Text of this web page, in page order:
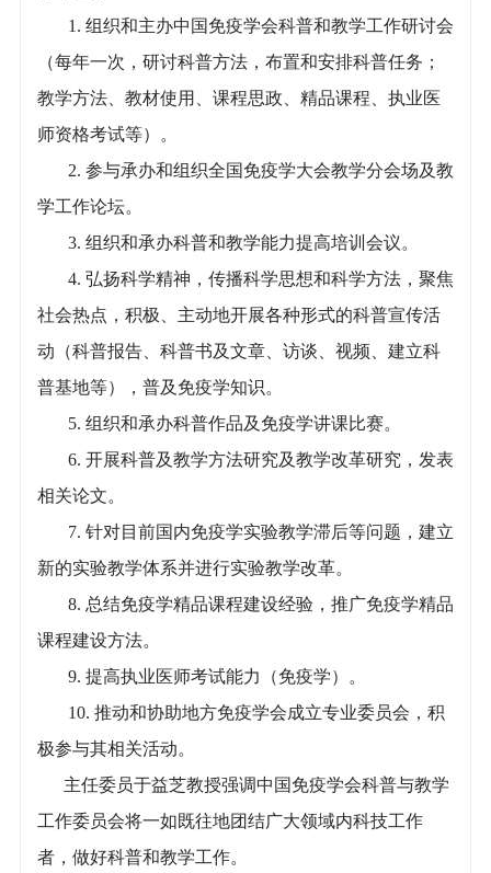
1. 组织和主办中国免疫学会科普和教学工作研讨会
（每年一次，研讨科普方法，布置和安排科普任务；
教学方法、教材使用、课程思政、精品课程、执业医
师资格考试等）。
2. 参与承办和组织全国免疫学大会教学分会场及教
学工作论坛。
3. 组织和承办科普和教学能力提高培训会议。
4. 弘扬科学精神，传播科学思想和科学方法，聚焦
社会热点，积极、主动地开展各种形式的科普宣传活
动（科普报告、科普书及文章、访谈、视频、建立科
普基地等），普及免疫学知识。
5. 组织和承办科普作品及免疫学讲课比赛。
6. 开展科普及教学方法研究及教学改革研究，发表
相关论文。
7. 针对目前国内免疫学实验教学滞后等问题，建立
新的实验教学体系并进行实验教学改革。
8. 总结免疫学精品课程建设经验，推广免疫学精品
课程建设方法。
9. 提高执业医师考试能力（免疫学）。
10. 推动和协助地方免疫学会成立专业委员会，积
极参与其相关活动。
主任委员于益芝教授强调中国免疫学会科普与教学
工作委员会将一如既往地团结广大领域内科技工作
者，做好科普和教学工作。